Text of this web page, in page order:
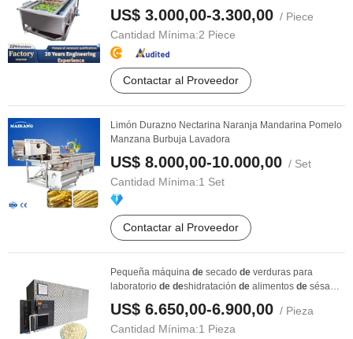
Verduras ...
US$ 3.000,00-3.300,00 / Piece
Cantidad Mínima:2 Piece
Contactar al Proveedor
Limón Durazno Nectarina Naranja Mandarina Pomelo
Manzana Burbuja Lavadora
US$ 8.000,00-10.000,00 / Set
Cantidad Mínima:1 Set
Contactar al Proveedor
Pequeña máquina de secado de verduras para
laboratorio de deshidratación de alimentos de sésamo
US$ 6.650,00-6.900,00 / Pieza
Cantidad Mínima:1 Pieza